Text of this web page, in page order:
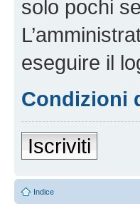
solo pochi
eseguire il
Condizioni
Iscriviti
Indice